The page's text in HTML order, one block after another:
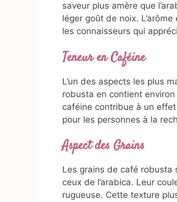
saveur plus amère que
léger goût de noix.
les connaisseurs qui
Teneur en Caféine
L’un des aspects les plus
robusta en contient
caféine contribue à un
pour les personnes à la
Aspect des Grains
Les grains de café robusta
ceux de l’arabica. Leur
rugueuse. Cette texture